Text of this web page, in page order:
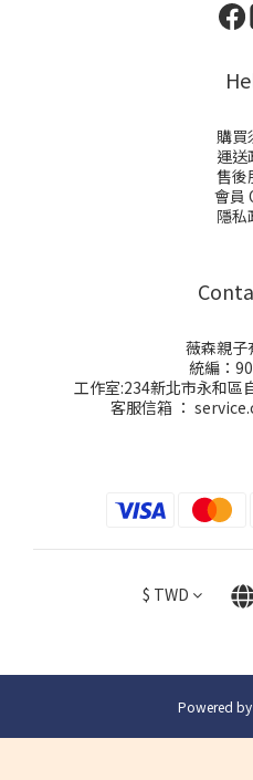
購買
運送
售後
會員
隱私
薇森親子
統編：
工作室:234新北市永和區
客服信箱 ：
$ TWD
Powered by